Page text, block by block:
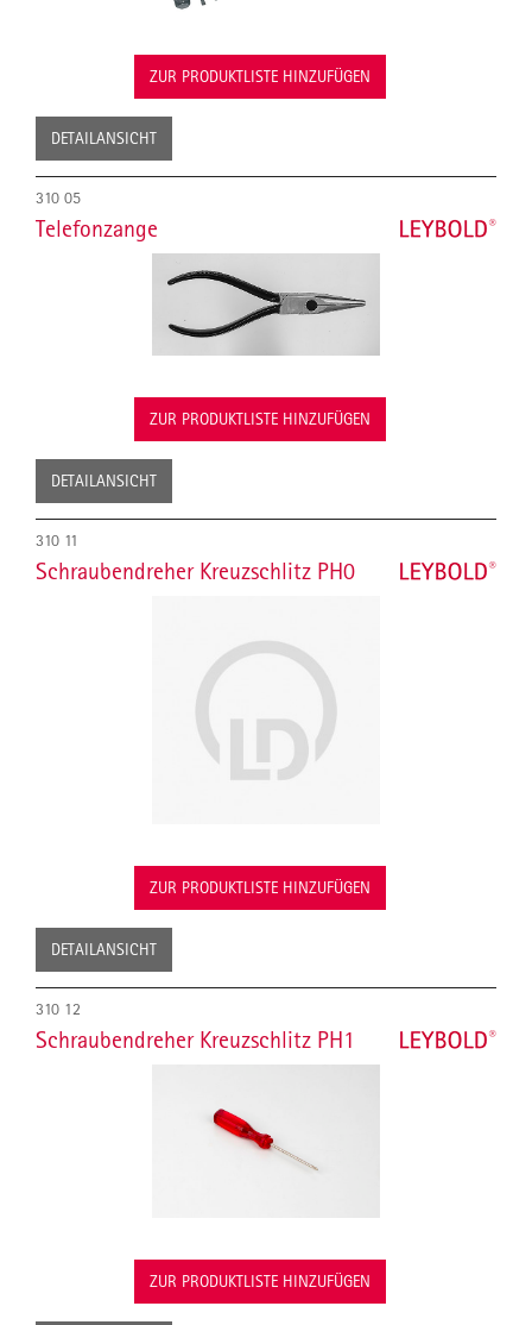
ZUR PRODUKTLISTE HINZUFÜGEN
DETAILANSICHT
310 05
Telefonzange
ZUR PRODUKTLISTE HINZUFÜGEN
DETAILANSICHT
310 11
Schraubendreher Kreuzschlitz PH0
ZUR PRODUKTLISTE HINZUFÜGEN
DETAILANSICHT
310 12
Schraubendreher Kreuzschlitz PH1
ZUR PRODUKTLISTE HINZUFÜGEN